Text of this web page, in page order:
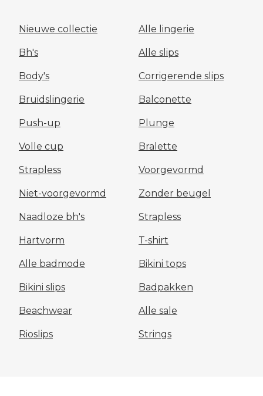
Nieuwe collectie Alle lingerie
Bh's Alle slips
Body's Corrigerende slips
Bruidslingerie Balconette
Push-up Plunge
Volle cup Bralette
Strapless Voorgevormd
Niet-voorgevormd Zonder beugel
Naadloze bh's Strapless
Hartvorm T-shirt
Alle badmode Bikini tops
Bikini slips Badpakken
Beachwear Alle sale
Rioslips Strings